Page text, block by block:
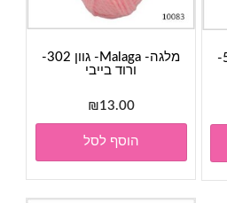
מלגה- Malaga- גוון 302-
ורוד בייבי
₪13.00
הוסף לסל
מלגה- Malaga- גוון 517-